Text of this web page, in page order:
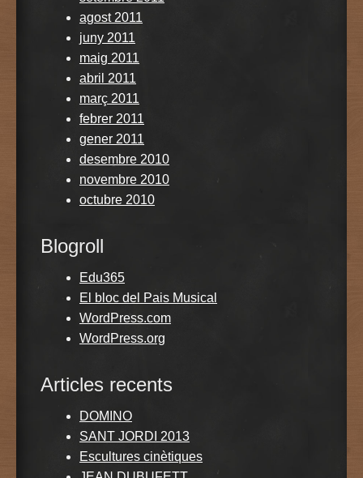
agost 2011
juny 2011
maig 2011
abril 2011
març 2011
febrer 2011
gener 2011
desembre 2010
novembre 2010
octubre 2010
Blogroll
Edu365
El bloc del Pais Musical
WordPress.com
WordPress.org
Articles recents
DOMINO
SANT JORDI 2013
Escultures cinètiques